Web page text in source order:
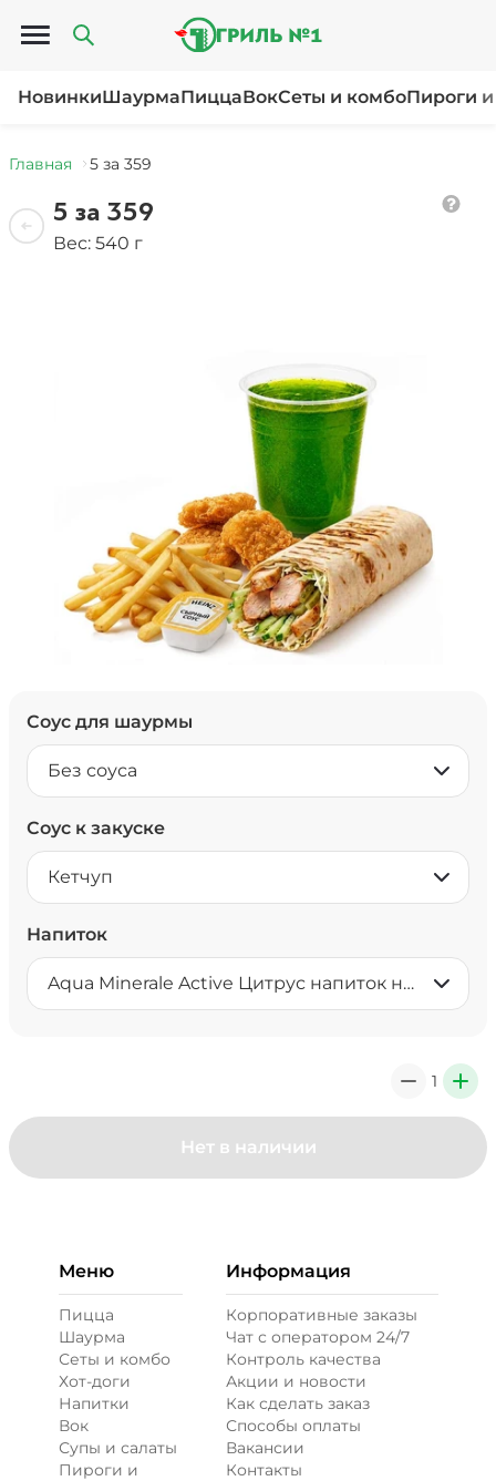
Открыть меню
НовинкиШаурмаПиццаВокСеты и комбоПироги
Главная 5 за 359
5 за 359
Вес: 540 г
Соус для шаурмы
Без соуса
Соус к закуске
Кетчуп
Напиток
Aqua Minerale Active Цитрус напиток негазированный 0,5 л
1 +
Нет в наличии
Меню
Пицца
Шаурма
Сеты и комбо
Хот-доги
Напитки
Вок
Супы и салаты
Пироги и
Информация
Корпоративные заказы
Чат с оператором 24/7
Контроль качества
Акции и новости
Как сделать заказ
Способы оплаты
Вакансии
Контакты